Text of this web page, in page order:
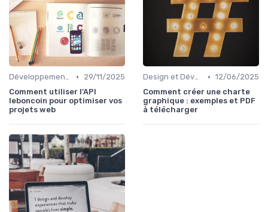
Développement Web No-Code/Low-Code •
29/11/2025
Comment utiliser l’API
leboncoin pour optimiser vos
projets web
Design et Développement Web • 12/06/2025
Comment créer une charte
graphique : exemples et PDF
à télécharger